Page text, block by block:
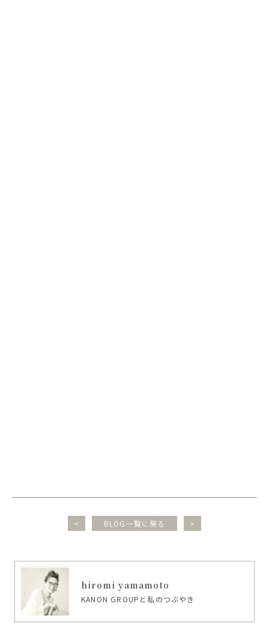
< BLOG一覧に戻る >
hiromi yamamoto
KANON GROUPと私のつぶやき